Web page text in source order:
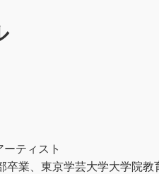
ティスト
業、東京学芸大学大学院